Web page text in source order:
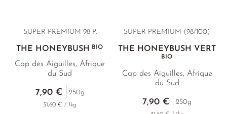
SUPER PREMIUM 98 P.
THÉ HONEYBUSHBIO
Cap des Aiguilles, Afrique
du Sud
7,90 € 250g
31,60 € / 1kg
SUPER PREMIUM (98/100)
THÉ HONEYBUSH VERT
BIO
Cap des Aiguilles, Afrique
du Sud
7,90 € 250g